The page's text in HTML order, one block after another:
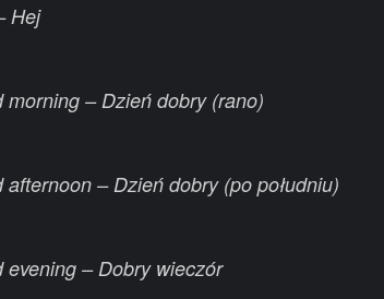
Hej
morning – Dzień dobry (rano)
afternoon – Dzień dobry (po południu)
evening – Dobry wieczór